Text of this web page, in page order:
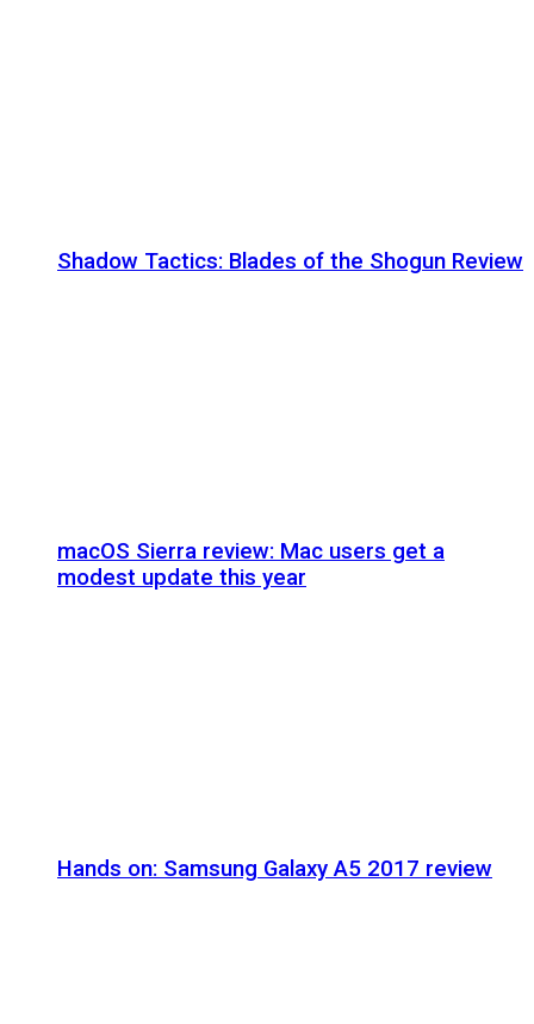
Shadow Tactics: Blades of the Shogun Review
macOS Sierra review: Mac users get a
modest update this year
Hands on: Samsung Galaxy A5 2017 review